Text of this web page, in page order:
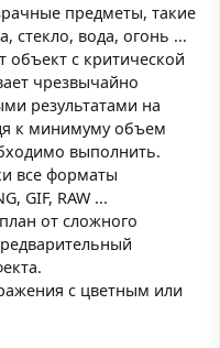
предметы, такие
стекло, вода, огонь ...
с критической
чрезвычайно
результатами на
к минимуму объем
выполнить.
все форматы
GIF, RAW ...
от сложного
с цветным или